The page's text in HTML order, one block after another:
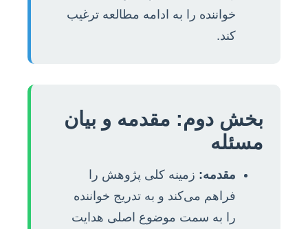
خواننده را به ادامه مطالعه ترغیب
کند.
بخش دوم: مقدمه و بیان
مسئله
مقدمه: زمینه کلی پژوهش را
فراهم می‌کند و به تدریج خواننده
را به سمت موضوع اصلی هدایت